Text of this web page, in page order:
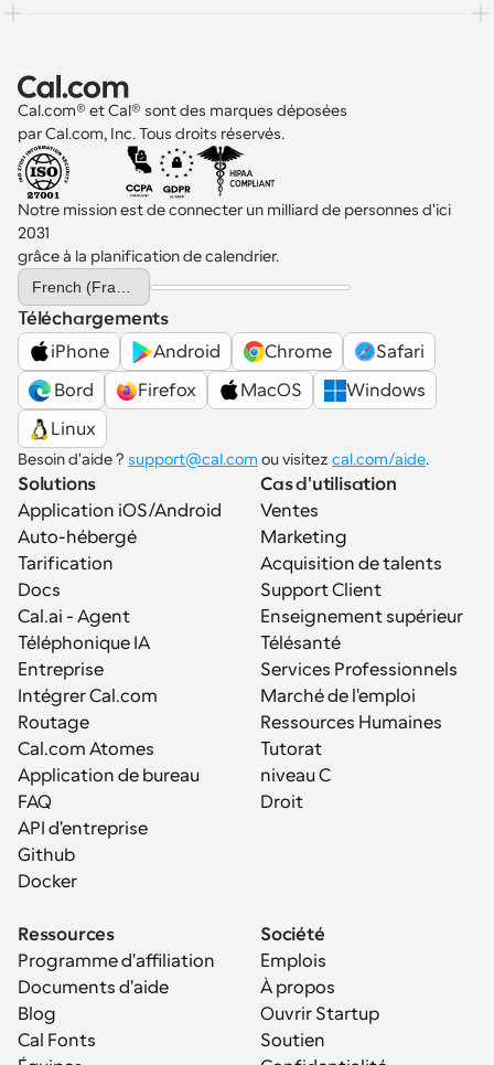
Cal.com® et Cal® sont des marques déposées
par Cal.com, Inc. Tous droits réservés.
Notre mission est de connecter un milliard de personnes d'ici
2031
grâce à la planification de calendrier.
Select Language
Téléchargements
iPhone
Android Chrome
Safari
Bord
Firefox MacOS
Windows
Linux
Besoin d'aide ? support@cal.com ou visitez cal.com/aide.
Solutions
Application iOS/Android
Auto-hébergé
Tarification
Docs
Cal.ai - Agent
Téléphonique IA
Entreprise
Intégrer Cal.com
Routage
Cal.com Atomes
Application de bureau
FAQ
API d'entreprise
Github
Docker
Cas d'utilisation
Ventes
Marketing
Acquisition de talents
Support Client
Enseignement supérieur
Télésanté
Services Professionnels
Marché de l'emploi
Ressources Humaines
Tutorat
niveau C
Droit
Ressources
Programme d'affiliation
Documents d'aide
Blog
Cal Fonts
Société
Emplois
À propos
Ouvrir Startup
Soutien